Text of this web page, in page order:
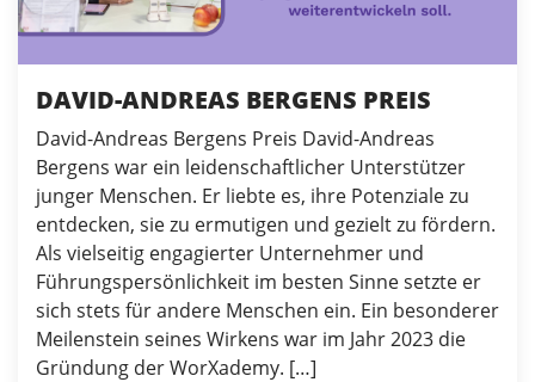
DAVID-ANDREAS BERGENS PREIS
David-Andreas Bergens Preis David-Andreas
Bergens war ein leidenschaftlicher Unterstützer
junger Menschen. Er liebte es, ihre Potenziale zu
entdecken, sie zu ermutigen und gezielt zu fördern.
Als vielseitig engagierter Unternehmer und
Führungspersönlichkeit im besten Sinne setzte er
sich stets für andere Menschen ein. Ein besonderer
Meilenstein seines Wirkens war im Jahr 2023 die
Gründung der WorXademy. […]